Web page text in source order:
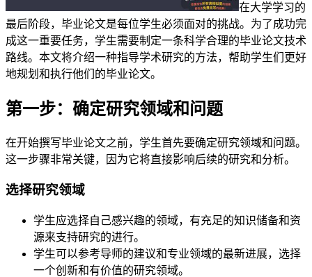
在大学学习的
最后阶段，毕业论文是每位学生必须面对的挑战。为了成功完
成这一重要任务，学生需要制定一条科学合理的毕业论文技术
路线。本文将介绍一种指导学术研究的方法，帮助学生们更好
地规划和执行他们的毕业论文。
第一步：确定研究领域和问题
在开始撰写毕业论文之前，学生首先要确定研究领域和问题。
这一步骤非常关键，因为它将直接影响后续的研究和分析。
选择研究领域
学生应选择自己感兴趣的领域，有充足的知识储备和资
源来支持研究的进行。
学生可以参考导师的建议和专业领域的最新进展，选择
一个创新和有价值的研究领域。